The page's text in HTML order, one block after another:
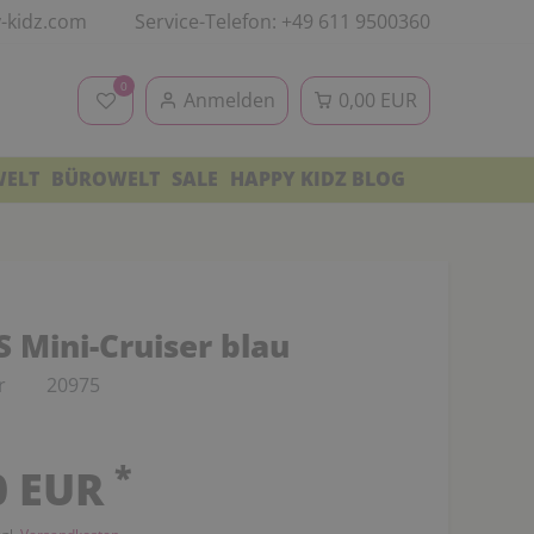
kidz.com Service-Telefon: +49 611 9500360
0
Anmelden 0,00 EUR
BÜROWELT SALE HAPPY KIDZ BLOG
von YouTube (Google), um das Video abspielen
Mit Klick auf den Wiedergabe-Button erteilen Sie
darin, dass YouTube auf dem von Ihnen
Mini-Cruiser blau
20975
EUR *